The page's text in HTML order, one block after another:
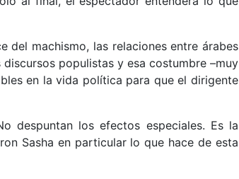
del machismo, las relaciones entre árabes
populistas y esa costumbre –muy
en la vida política para que el dirigente
despuntan los efectos especiales. Es la
Sasha en particular lo que hace de esta